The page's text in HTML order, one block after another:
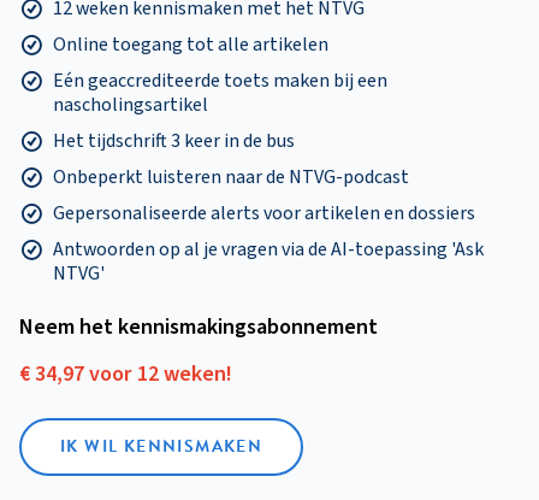
12 weken kennismaken met het NTVG
Online toegang tot alle artikelen
Eén geaccrediteerde toets maken bij een
nascholingsartikel
Het tijdschrift 3 keer in de bus
Onbeperkt luisteren naar de NTVG-podcast
Gepersonaliseerde alerts voor artikelen en dossiers
Antwoorden op al je vragen via de AI-toepassing 'Ask
NTVG'
Neem het kennismakings­abonnement
€ 34,97 voor 12 weken!
IK WIL KENNISMAKEN